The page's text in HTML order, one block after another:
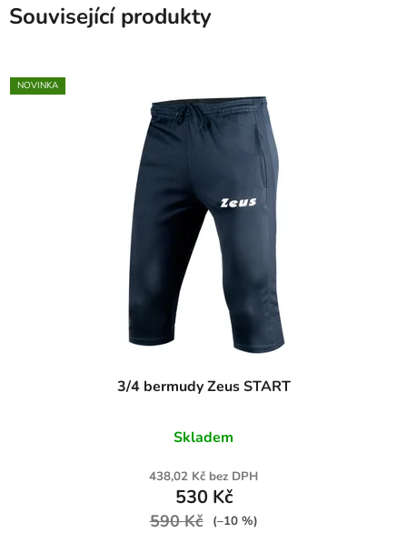
Související produkty
NOVINKA
3/4 bermudy Zeus START
Skladem
438,02 Kč bez DPH
530 Kč
590 Kč (–10 %)